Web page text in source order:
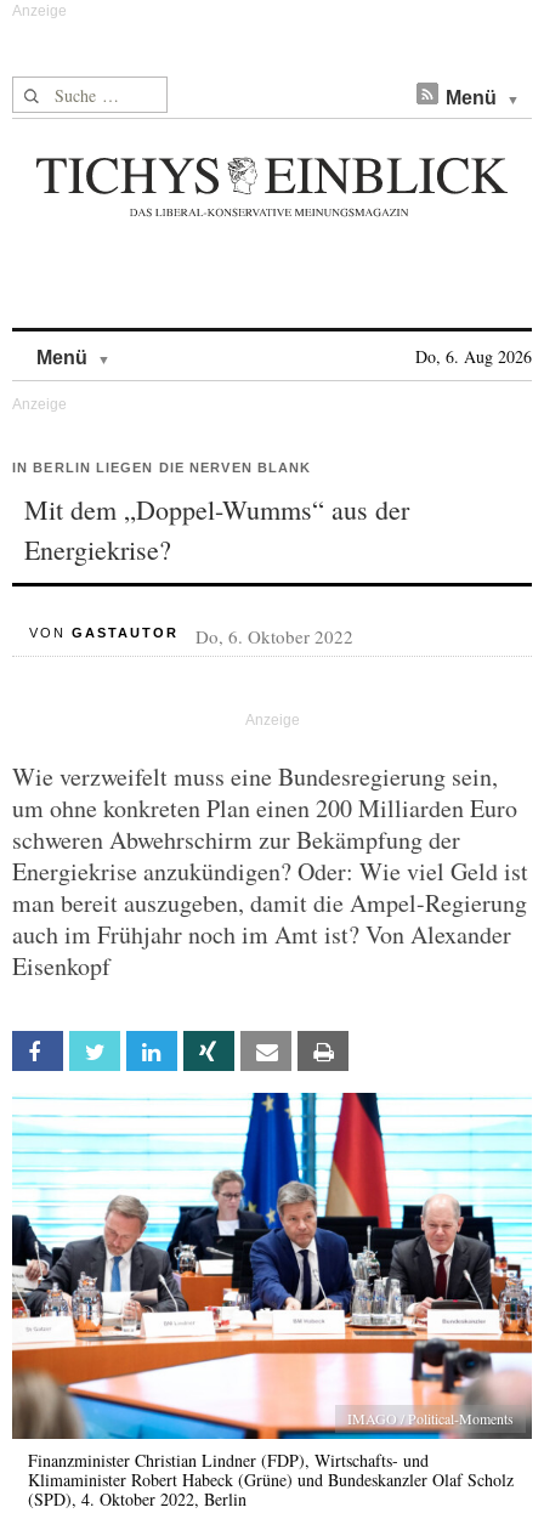
Suche nach: Menü
Menü Do, 6. Aug 2026
IN BERLIN LIEGEN DIE NERVEN BLANK
Mit dem „Doppel-Wumms“ aus der
Energiekrise?
VON GASTAUTOR Do, 6. Oktober 2022
Wie verzweifelt muss eine Bundesregierung sein,
um ohne konkreten Plan einen 200 Milliarden Euro
schweren Abwehrschirm zur Bekämpfung der
Energiekrise anzukündigen? Oder: Wie viel Geld ist
man bereit auszugeben, damit die Ampel-Regierung
auch im Frühjahr noch im Amt ist? Von Alexander
Eisenkopf
Facebook Twitter Linkedin Xing Email
IMAGO / Political-Moments
Finanzminister Christian Lindner (FDP), Wirtschafts- und
Klimaminister Robert Habeck (Grüne) und Bundeskanzler Olaf Scholz
(SPD), 4. Oktober 2022, Berlin